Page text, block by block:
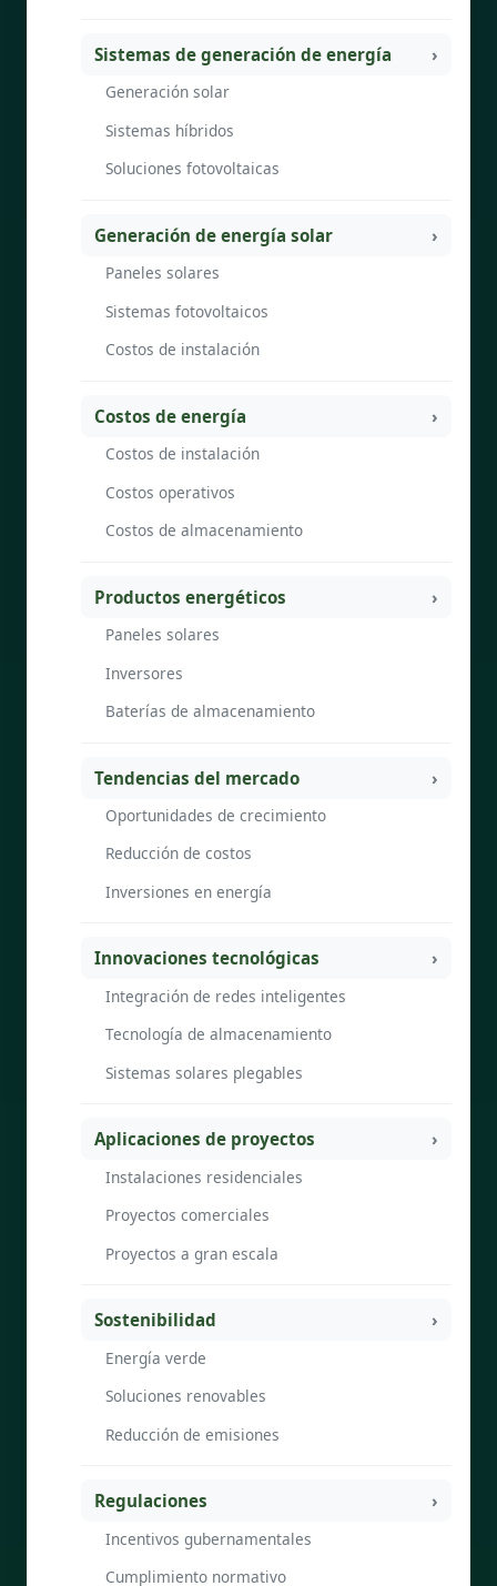
Sistemas de generación de energía
Generación solar
Sistemas híbridos
Soluciones fotovoltaicas
Generación de energía solar
Paneles solares
Sistemas fotovoltaicos
Costos de instalación
Costos de energía
Costos de instalación
Costos operativos
Costos de almacenamiento
Productos energéticos
Paneles solares
Inversores
Baterías de almacenamiento
Tendencias del mercado
Oportunidades de crecimiento
Reducción de costos
Inversiones en energía
Innovaciones tecnológicas
Integración de redes inteligentes
Tecnología de almacenamiento
Sistemas solares plegables
Aplicaciones de proyectos
Instalaciones residenciales
Proyectos comerciales
Proyectos a gran escala
Sostenibilidad
Energía verde
Soluciones renovables
Reducción de emisiones
Regulaciones
Incentivos gubernamentales
Cumplimiento normativo